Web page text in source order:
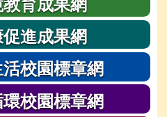
育成果網
進成果網
校園標章網
校園標章網